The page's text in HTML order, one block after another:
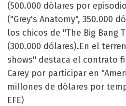
(500.000 dólares por
("Grey's Anatomy", 350.000
los chicos de "The Big Bang
(300.000 dólares).En el
shows" destaca el contrato
Carey por participar en
millones de dólares por
EFE)